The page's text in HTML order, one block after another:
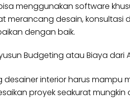
menggunakan software
merancang desain, konsultasi
dengan baik.
Budgeting atau Biaya dari
desainer interior harus mampu
proyek seakurat